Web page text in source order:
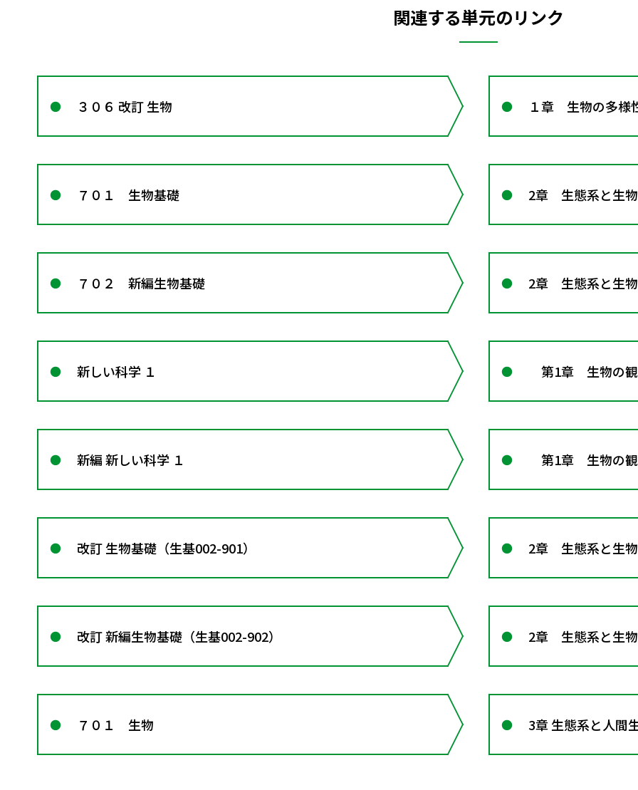
関連する単元のリンク
３０６ 改訂 生物 １章 生物の多様
７０１ 生物基礎 2章 生態系と生
７０２ 新編生物基礎 2章 生態系と生
新しい科学 １ 第1章 生物の観
新編 新しい科学 １ 第1章 生物の観
改訂 生物基礎（生基002-901） 2章 生態系と生
改訂 新編生物基礎（生基002-902） 2章 生態系と生
７０１ 生物 3章 生態系と人間